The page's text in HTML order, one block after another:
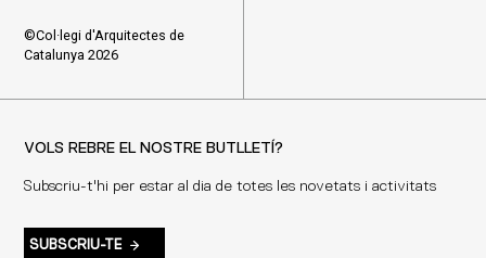
©Col·legi d'Arquitectes de
Catalunya 2026
VOLS REBRE EL NOSTRE BUTLLETÍ?
Subscriu-t'hi per estar al dia de totes les novetats i activitats
SUBSCRIU-TE